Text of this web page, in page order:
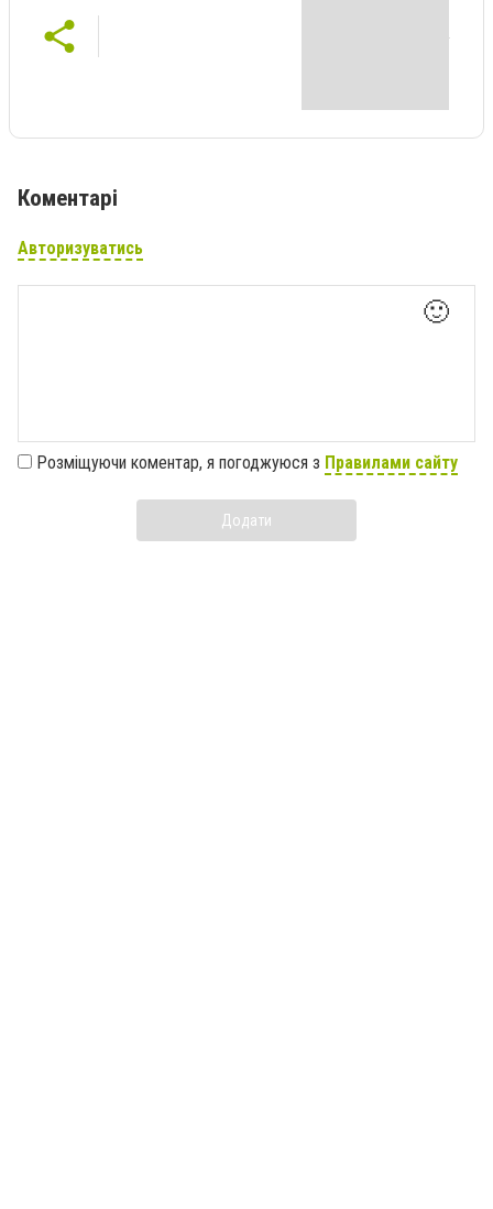
Коментарі
Авторизуватись
🙂
Розміщуючи коментар, я погоджуюся з Правилами сайту
Додати